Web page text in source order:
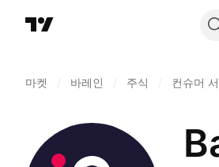
마켓 바레인 주식 컨슈머